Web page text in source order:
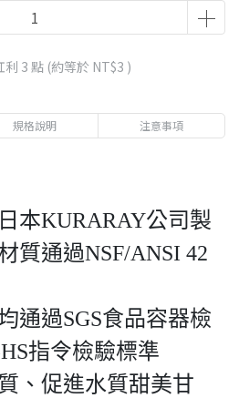
利 3 點 (約等於 NT$3 )
規格說明 注意事項
本KURARAY公司製
質通過NSF/ANSI 42
通過SGS食品容器檢
指令檢驗標準
、促進水質甜美甘